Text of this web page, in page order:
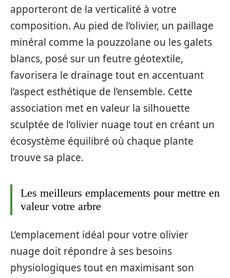
apporteront de la verticalité à votre
composition. Au pied de l’olivier, un paillage
minéral comme la pouzzolane ou les galets
blancs, posé sur un feutre géotextile,
favorisera le drainage tout en accentuant
l’aspect esthétique de l’ensemble. Cette
association met en valeur la silhouette
sculptée de l’olivier nuage tout en créant un
écosystème équilibré où chaque plante
trouve sa place.
Les meilleurs emplacements pour mettre en
valeur votre arbre
L’emplacement idéal pour votre olivier
nuage doit répondre à ses besoins
physiologiques tout en maximisant son